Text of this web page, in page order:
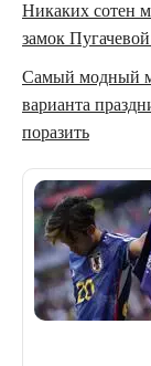
Никаких сотен
замок
Самый модный
варианта
поразить